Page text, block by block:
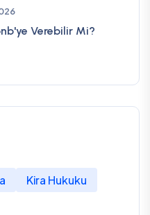
Verebilir Mi?
Kira Hukuku